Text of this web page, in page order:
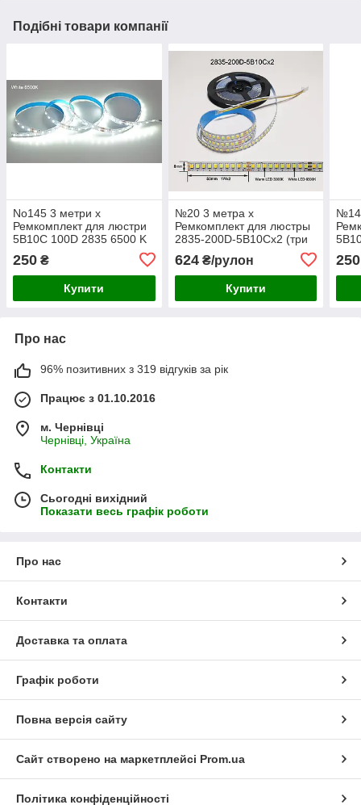
Подібні товари компанії
No145 3 метри х
Ремкомплект для люстри
5B10C 100D 2835 6500 K
60Wx1colors стрічка 7 мм.
250 ₴
Купити
№20 3 метра х
Ремкомплект для люстры
2835-200D-5B10Cx2 (три
лента 7мм.
624₴/рулон
Купити
250
Про нас
96% позитивних з 319 відгуків за рік
Працює з 01.10.2016
м. Чернівці
Чернівці, Україна
Контакти
Сьогодні вихідний
Показати весь графік роботи
Про нас
Контакти
Доставка та оплата
Графік роботи
Повна версія сайту
Сайт створено на маркетплейсі Prom.ua
Політика конфіденційності